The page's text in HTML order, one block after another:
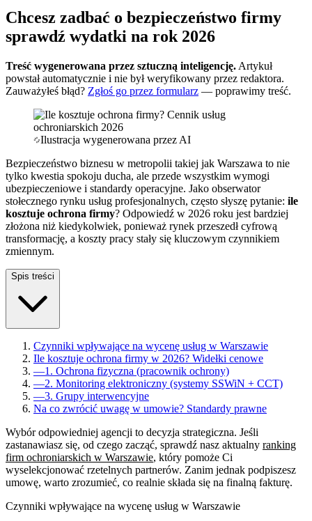
Chcesz zadbać o bezpieczeństwo firmy
sprawdź wydatki na rok 2026
Treść wygenerowana przez sztuczną inteligencję. Artykuł
powstał automatycznie i nie był weryfikowany przez redaktora.
Zauważyłeś błąd? Zgłoś go przez formularz — poprawimy treść.
Ilustracja wygenerowana przez AI
Bezpieczeństwo biznesu w metropolii takiej jak Warszawa to nie
tylko kwestia spokoju ducha, ale przede wszystkim wymogi
ubezpieczeniowe i standardy operacyjne. Jako obserwator
stołecznego rynku usług profesjonalnych, często słyszę pytanie: ile
kosztuje ochrona firmy? Odpowiedź w 2026 roku jest bardziej
złożona niż kiedykolwiek, ponieważ rynek przeszedł cyfrową
transformację, a koszty pracy stały się kluczowym czynnikiem
zmiennym.
Spis treści
Czynniki wpływające na wycenę usług w Warszawie
Ile kosztuje ochrona firmy w 2026? Widełki cenowe
—1. Ochrona fizyczna (pracownik ochrony)
—2. Monitoring elektroniczny (systemy SSWiN + CCT)
—3. Grupy interwencyjne
Na co zwrócić uwagę w umowie? Standardy prawne
Wybór odpowiedniej agencji to decyzja strategiczna. Jeśli
zastanawiasz się, od czego zacząć, sprawdź nasz aktualny ranking
firm ochroniarskich w Warszawie, który pomoże Ci
wyselekcjonować rzetelnych partnerów. Zanim jednak podpiszesz
umowę, warto zrozumieć, co realnie składa się na finalną fakturę.
Czynniki wpływające na wycenę usług w Warszawie